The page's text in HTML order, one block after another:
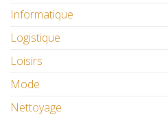
Informatique
Logistique
Loisirs
Mode
Nettoyage